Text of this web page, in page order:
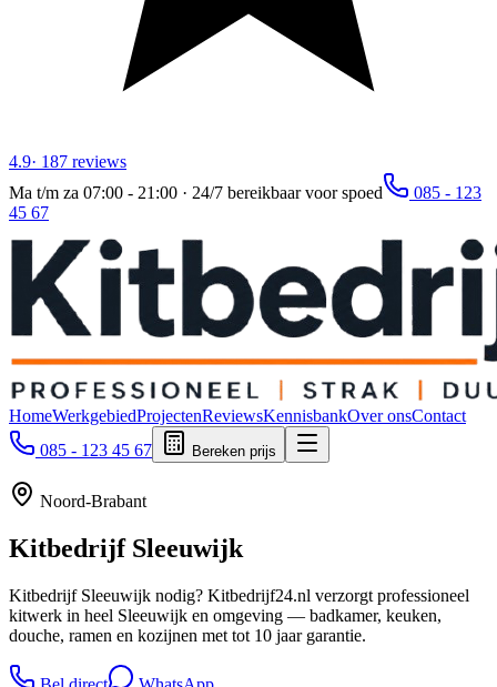
4.9· 187 reviews
Ma t/m za 07:00 - 21:00 · 24/7 bereikbaar voor spoed
085 - 123
45 67
HomeWerkgebiedProjectenReviewsKennisbankOver onsContact
085 - 123 45 67
Bereken prijs
Noord-Brabant
Kitbedrijf Sleeuwijk
Kitbedrijf Sleeuwijk nodig? Kitbedrijf24.nl verzorgt professioneel
kitwerk in heel Sleeuwijk en omgeving — badkamer, keuken,
douche, ramen en kozijnen met tot 10 jaar garantie.